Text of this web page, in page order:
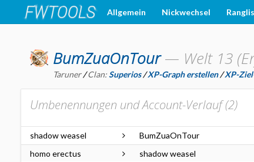
Allgemein Nickwechsel
BumZuaOnTour — Welt 13
Taruner/Clan:Superios /XP-Graph erstellen/XP-
Umbenennungen und Account-Verlauf (2)
shadow weasel BumZuaOnTour
homo erectus
shadow weasel